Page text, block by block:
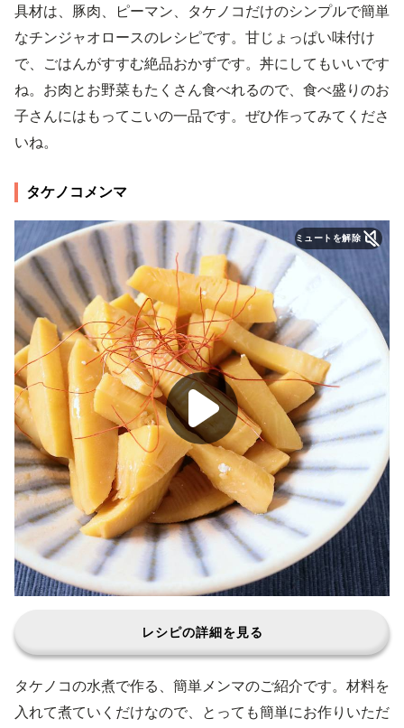
具材は、豚肉、ピーマン、タケノコだけのシンプルで簡単
なチンジャオロースのレシピです。甘じょっぱい味付け
で、ごはんがすすむ絶品おかずです。丼にしてもいいです
ね。お肉とお野菜もたくさん食べれるので、食べ盛りのお
子さんにはもってこいの一品です。ぜひ作ってみてくださ
いね。
タケノコメンマ
ミュートを解除
レシピの詳細を見る
タケノコの水煮で作る、簡単メンマのご紹介です。材料を
入れて煮ていくだけなので、とっても簡単にお作りいただ